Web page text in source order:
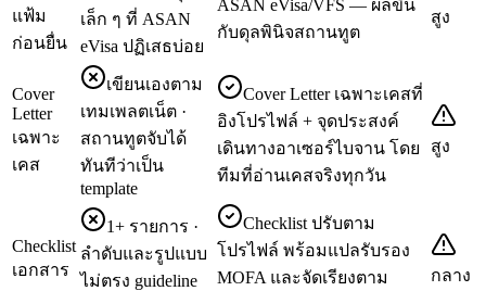
แฟ้ม
ก่อนยื่น
เล็ก ๆ ที่ ASAN
eVisa ปฏิเสธบ่อย
ASAN eVisa/VFS — ผลขึ้น
กับดุลพินิจสถานทูต
สูง
Cover
Letter
เฉพาะ
เคส
เขียนเองตาม
เทมเพลตเน็ต ·
สถานทูตจับได้
ทันทีว่าเป็น
template
Cover Letter เฉพาะเคสที่
อิงโปรไฟล์ + จุดประสงค์
เดินทางอาเซอร์ไบจาน โดย
ทีมที่อ่านเคสจริงทุกวัน
สูง
Checklist
เอกสาร
1+ รายการ ·
ลำดับและรูปแบบ
ไม่ตรง guideline
Checklist ปรับตาม
โปรไฟล์ พร้อมแปลรับรอง
MOFA และจัดเรียงตาม
กลาง